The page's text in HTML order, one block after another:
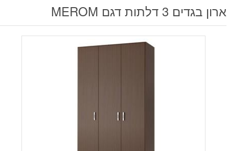
ארון בגדים 3 דלתות דגם MEROM